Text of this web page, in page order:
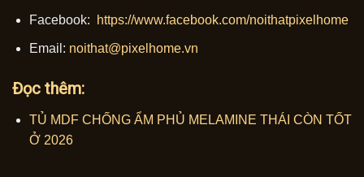
Facebook: https://www.facebook.com/noithatpixelhome
Email: noithat@pixelhome.vn
Đọc thêm:
TỦ MDF CHỐNG ẨM PHỦ MELAMINE THÁI CÒN TỐT
Ở 2026